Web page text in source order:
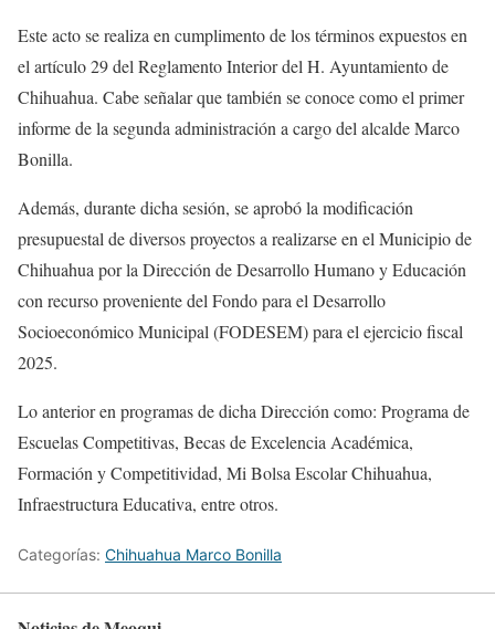
Este acto se realiza en cumplimento de los términos expuestos en
el artículo 29 del Reglamento Interior del H. Ayuntamiento de
Chihuahua. Cabe señalar que también se conoce como el primer
informe de la segunda administración a cargo del alcalde Marco
Bonilla.
Además, durante dicha sesión, se aprobó la modificación
presupuestal de diversos proyectos a realizarse en el Municipio de
Chihuahua por la Dirección de Desarrollo Humano y Educación
con recurso proveniente del Fondo para el Desarrollo
Socioeconómico Municipal (FODESEM) para el ejercicio fiscal
2025.
Lo anterior en programas de dicha Dirección como: Programa de
Escuelas Competitivas, Becas de Excelencia Académica,
Formación y Competitividad, Mi Bolsa Escolar Chihuahua,
Infraestructura Educativa, entre otros.
Categorías: Chihuahua Marco Bonilla